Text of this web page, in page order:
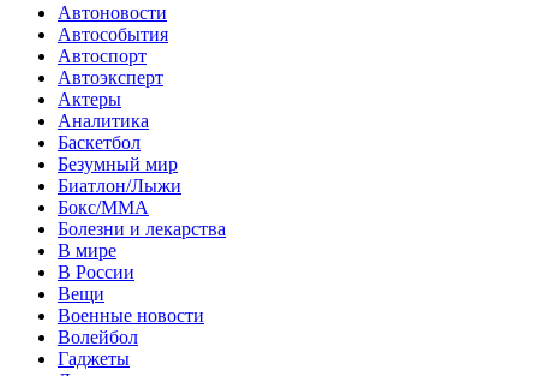
Автоновости
Автособытия
Автоспорт
Автоэксперт
Актеры
Аналитика
Баскетбол
Безумный мир
Биатлон/Лыжи
Бокс/MMA
Болезни и лекарства
В мире
В России
Вещи
Военные новости
Волейбол
Гаджеты